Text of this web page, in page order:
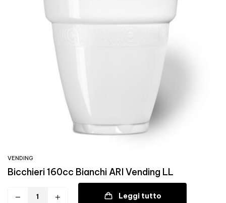
VENDING
Bicchieri 160cc Bianchi ARI Vending LL
Leggi tutto